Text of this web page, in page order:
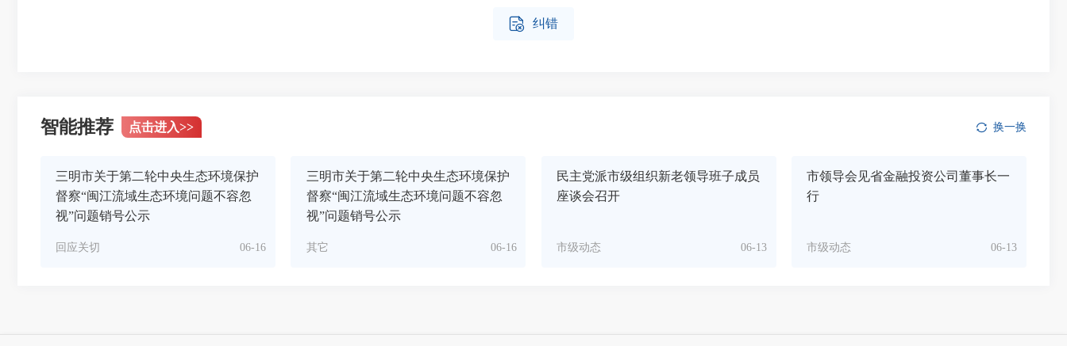
 纠错
智能推荐 点击进入>> 换一换
三明市关于第二轮中央生态环境保护
督察“闽江流域生态环境问题不容忽
视”问题销号公示
06-16
回应关切
三明市关于第二轮中央生态环境保护
督察“闽江流域生态环境问题不容忽
视”问题销号公示
06-16
其它
民主党派市级组织新老领导班子成员
座谈会召开
06-13
市级动态
市领导会见省金融投资公司董事长一
行
06-13
市级动态